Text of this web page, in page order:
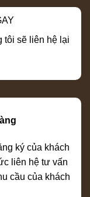
tôi sẽ liên hệ lại
ký của khách
liên hệ tư vấn
cầu của khách